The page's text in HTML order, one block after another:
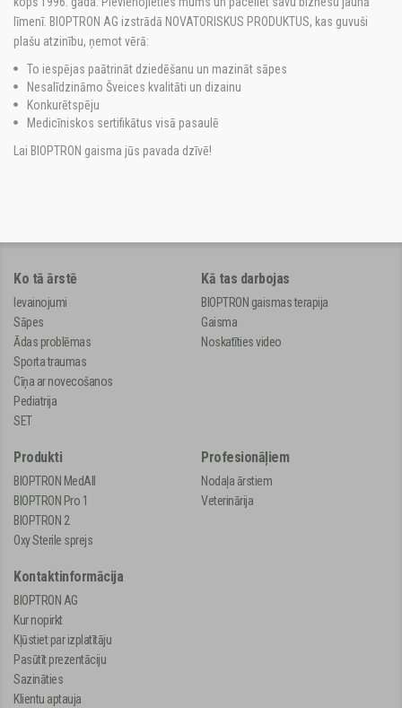
līmenī. BIOPTRON AG izstrādā NOVATORISKUS PRODUKTUS, kas guvuši
plašu atzinību, ņemot vērā:
To iespējas paātrināt dziedēšanu un mazināt sāpes
Nesalīdzināmo Šveices kvalitāti un dizainu
Konkurētspēju
Medicīniskos sertifikātus visā pasaulē
Lai BIOPTRON gaisma jūs pavada dzīvē!
Ko tā ārstē
Ievainojumi
Sāpes
Ādas problēmas
Sporta traumas
Cīņa ar novecošanos
Pediatrija
SET
Kā tas darbojas
BIOPTRON gaismas terapija
Gaisma
Noskatīties video
Produkti
BIOPTRON MedAll
BIOPTRON Pro 1
BIOPTRON 2
Oxy Sterile sprejs
Profesionāļiem
Nodaļa ārstiem
Veterinārija
Kontaktinformācija
BIOPTRON AG
Kur nopirkt
Kļūstiet par izplatītāju
Pasūtīt prezentāciju
Sazināties
Klientu aptauja